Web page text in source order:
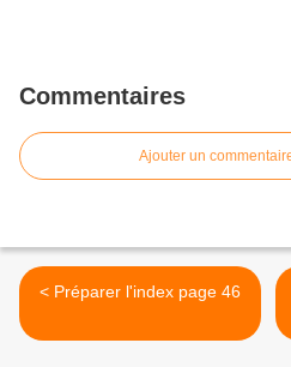
Commentaires
Ajouter un
< Préparer l'index page 46